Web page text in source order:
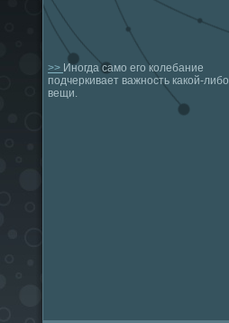
>> Иногда само его колебание
подчеркивает важность какой-либо
вещи.